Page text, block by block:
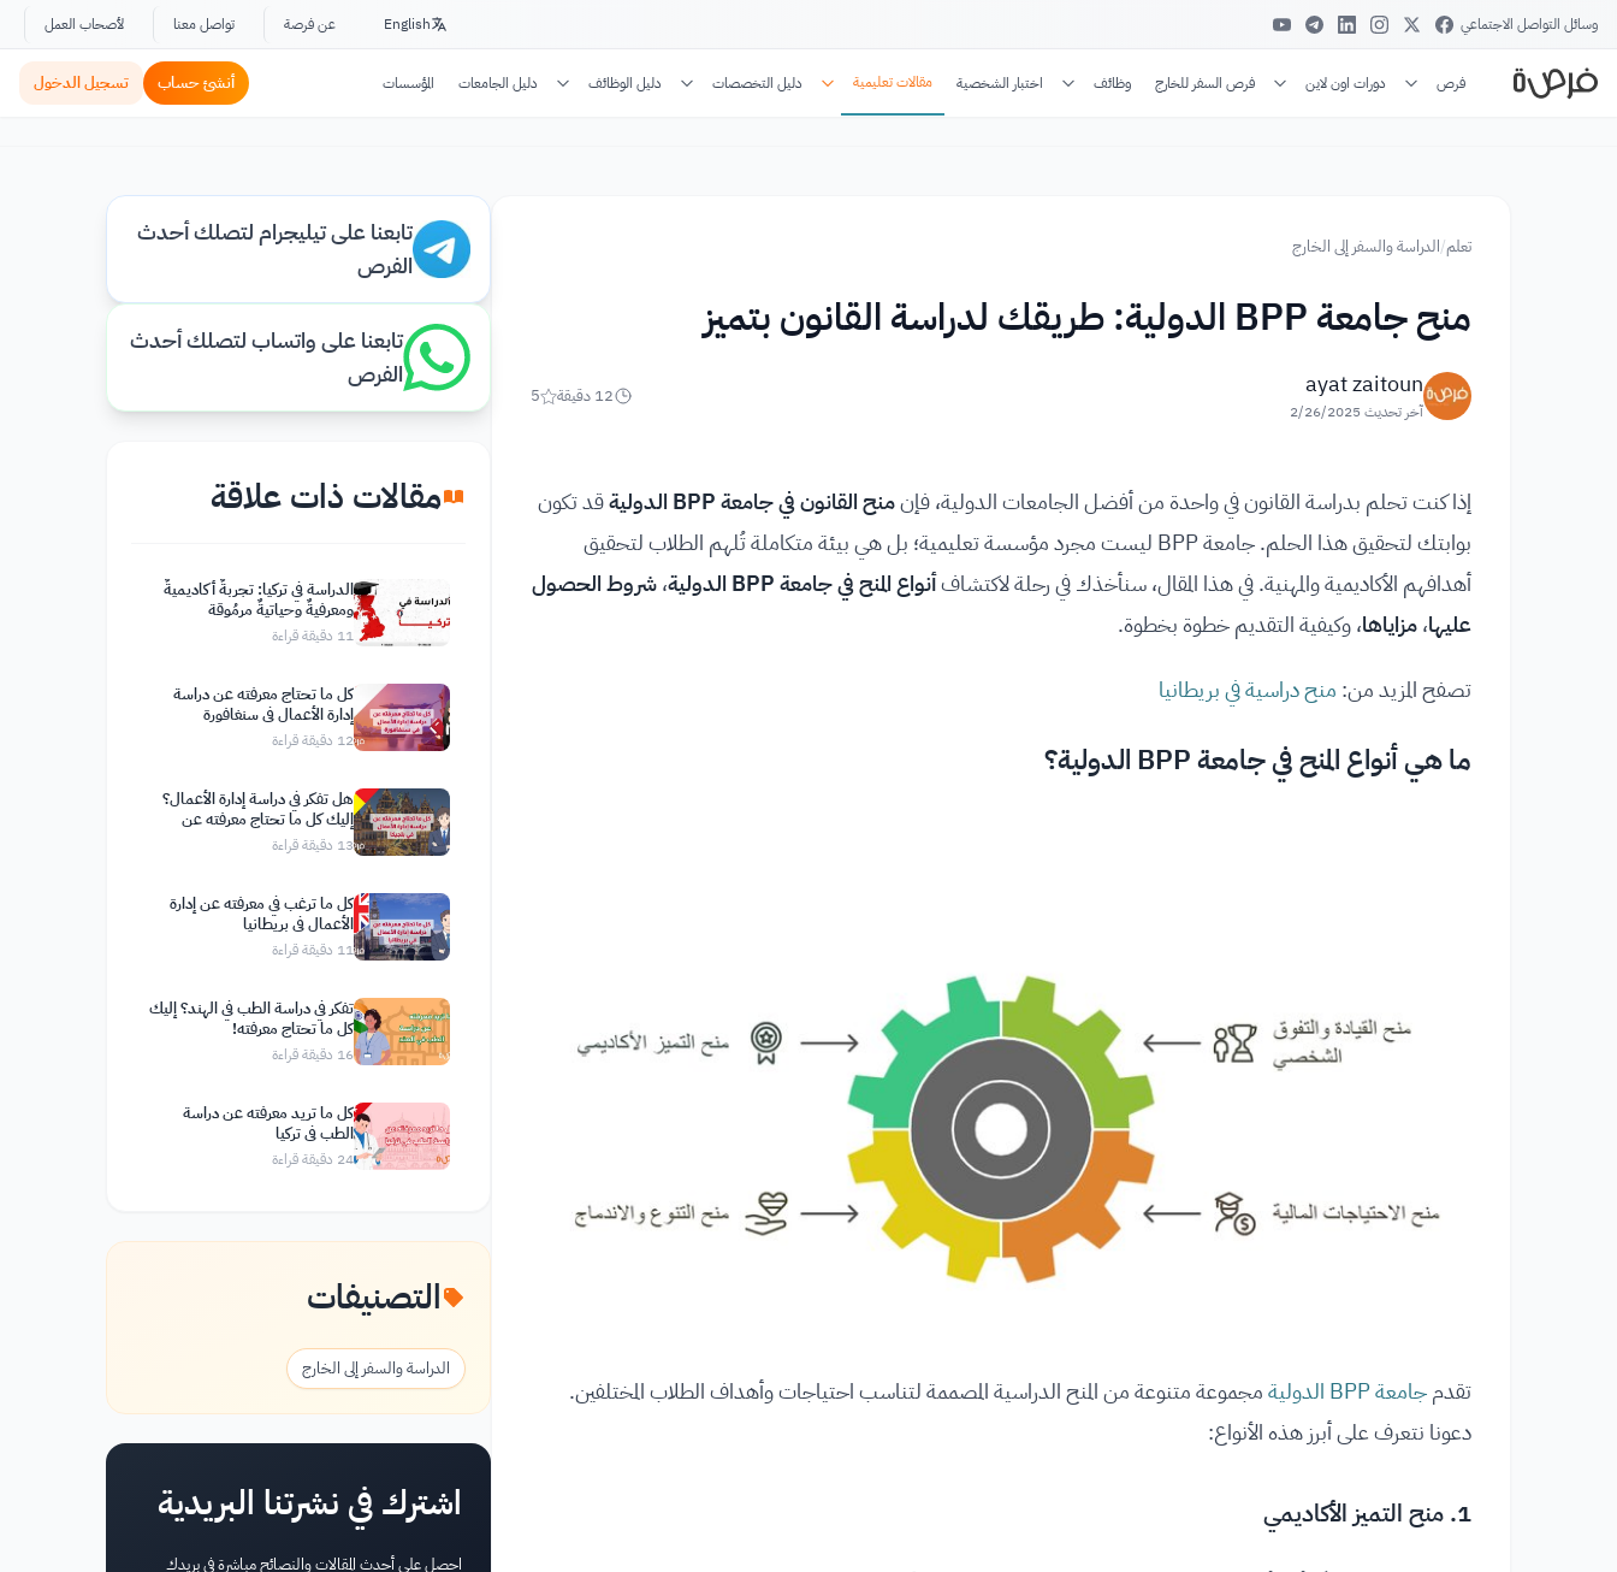
وسائل التواصل الاجتماعي English عن فرصة تواصل معنا لأصحاب العمل
فرص دورات اون لاين فرص السفر للخارج وظائف اختبار الشخصية مقالات تعليمية دليل التخصصات دليل الوظائف دليل الجامعات المؤسسات أنشئ حساب تسجيل الدخول
تعلم/الدراسة والسفر إلى الخارج
منح جامعة BPP الدولية: طريقك لدراسة القانون بتميز
ayat zaitoun
آخر تحديث 2/26/2025
12 دقيقة 5
إذا كنت تحلم بدراسة القانون في واحدة من أفضل الجامعات الدولية، فإنمنحالقانون في جامعة BPP الدولية
قد تكون
بوابتك لتحقيق هذا الحلم. جامعة BPP ليست مجرد مؤسسة تعليمية؛ بل هي بيئة متكاملة تُلهم الطلاب لتحقيق
أهدافهم الأكاديمية والمهنية. في هذا المقال، سنأخذك في رحلة لاكتشافأنواع المنح في جامعة BPP الدولية ،شروط الحصول
عليها،مزاياها، وكيفية التقديم خطوة بخطوة.
تصفح المزيد من: منح دراسية في بريطانيا
ما هي أنواع المنح فيجامعة BPP الدولية ؟
تقدمجامعة BPP الدولية
مجموعة متنوعة من المنح الدراسية المصممة لتناسب احتياجات وأهداف الطلاب المختلفين.
دعونا نتعرف على أبرز هذه الأنواع:
1. منح التميز الأكاديمي
تابعنا على تيليجرام لتصلك أحدث
الفرص
تابعنا على واتساب لتصلك أحدث
الفرص
مقالات ذات علاقة
الدراسة في تركيا: تجربةٌ أكاديميةٌ
ومعرفيةٌ وحياتيةٌ مرمُوقة
11 دقيقة قراءة
كل ما تحتاج معرفته عن دراسة
إدارة الأعمال في سنغافورة
12 دقيقة قراءة
هل تفكر في دراسة إدارة الأعمال؟
إليك كل ما تحتاج معرفته عن
الدراسة في بلجيكا
13 دقيقة قراءة
كل ما ترغب في معرفته عن إدارة
الأعمال في بريطانيا
11 دقيقة قراءة
تفكر في دراسة الطب في الهند؟ إليك
كل ما تحتاج معرفته!
16 دقيقة قراءة
كل ما تريد معرفته عن دراسة
الطب في تركيا
24 دقيقة قراءة
التصنيفات
الدراسة والسفر إلى الخارج
اشترك في نشرتنا البريدية
احصل على أحدث المقالات والنصائح مباشرة في بريدك